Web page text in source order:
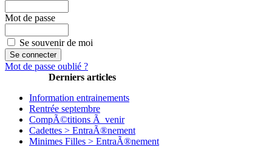
Mot de passe
Se souvenir de moi
Mot de passe oublié ?
Derniers articles
Information entrainements
Rentrée septembre
CompÃ©titions Ã venir
Cadettes > EntraÃ®nement
Minimes Filles > EntraÃ®nement